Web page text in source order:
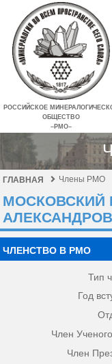
РОССИЙСКОЕ
ОБЩЕСТВО
–РМО–
ГЛАВНАЯ Члены РМО
МОСКОВСКИЙ
ЧЛЕНСТВО В РМО
Тип
Год
Член
Член